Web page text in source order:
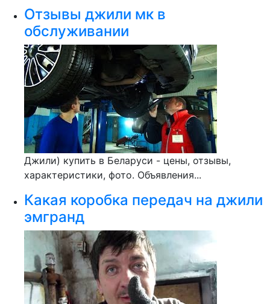
Отзывы джили мк в
обслуживании
Джили) купить в Беларуси - цены, отзывы,
характеристики, фото. Объявления...
Какая коробка передач на джили
эмгранд